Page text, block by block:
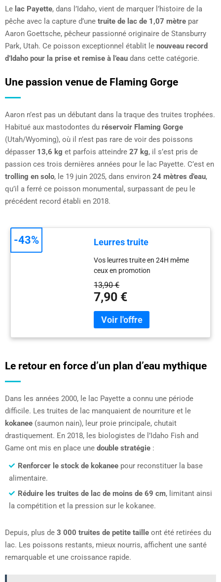
Le lac Payette, dans l’Idaho, vient de marquer l’histoire de la
pêche avec la capture d’une truite de lac de 1,07 mètre par
Aaron Goettsche, pêcheur passionné originaire de Stansburry
Park, Utah. Ce poisson exceptionnel établit le nouveau record
d’Idaho pour la prise et remise à l’eau dans cette catégorie.
Une passion venue de Flaming Gorge
Aaron n’est pas un débutant dans la traque des truites trophées.
Habitué aux mastodontes du réservoir Flaming Gorge
(Utah/Wyoming), où il n’est pas rare de voir des poissons
dépasser 13,6 kg et parfois atteindre 27 kg, il s’est pris de
passion ces trois dernières années pour le lac Payette. C’est en
trolling en solo, le 19 juin 2025, dans environ 24 mètres d’eau,
qu’il a ferré ce poisson monumental, surpassant de peu le
précédent record établi en 2018.
Leurres truite
Vos leurres truite en 24H même
ceux en promotion
13,90 €
7,90 €
-43%
Le retour en force d’un plan d’eau mythique
Dans les années 2000, le lac Payette a connu une période
difficile. Les truites de lac manquaient de nourriture et le
kokanee (saumon nain), leur proie principale, chutait
drastiquement. En 2018, les biologistes de l’Idaho Fish and
Game ont mis en place une double stratégie :
Renforcer le stock de kokaneepour reconstituer la base
alimentaire.
Réduire les truites de lac de moins de 69 cm, limitant ainsi
la compétition et la pression sur le kokanee.
Depuis, plus de 3 000 truites de petite taille ont été retirées du
lac. Les poissons restants, mieux nourris, affichent une santé
remarquable et une croissance rapide.